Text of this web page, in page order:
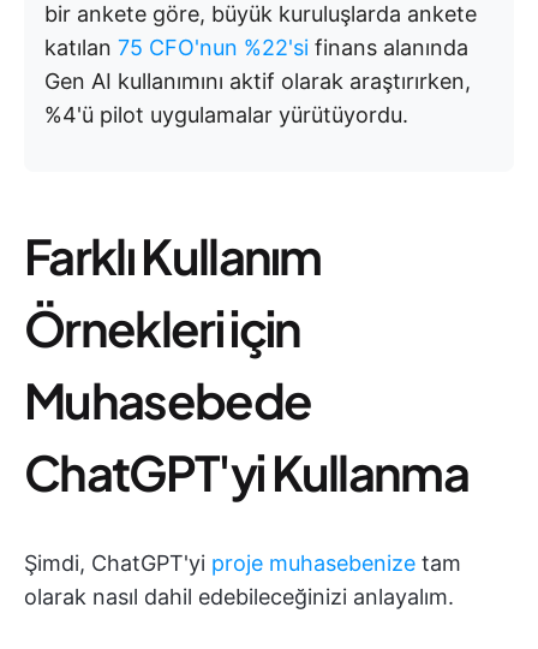
bir ankete göre, büyük kuruluşlarda ankete
katılan 75 CFO'nun %22'si finans alanında
Gen AI kullanımını aktif olarak araştırırken,
%4'ü pilot uygulamalar yürütüyordu.
Farklı Kullanım
Örnekleri için
Muhasebede
ChatGPT'yi Kullanma
Şimdi, ChatGPT'yi proje muhasebenize tam
olarak nasıl dahil edebileceğinizi anlayalım.